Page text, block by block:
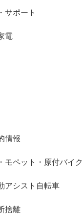
サポート
電
情報
モペット・原付バイク
アシスト自転車
捨離